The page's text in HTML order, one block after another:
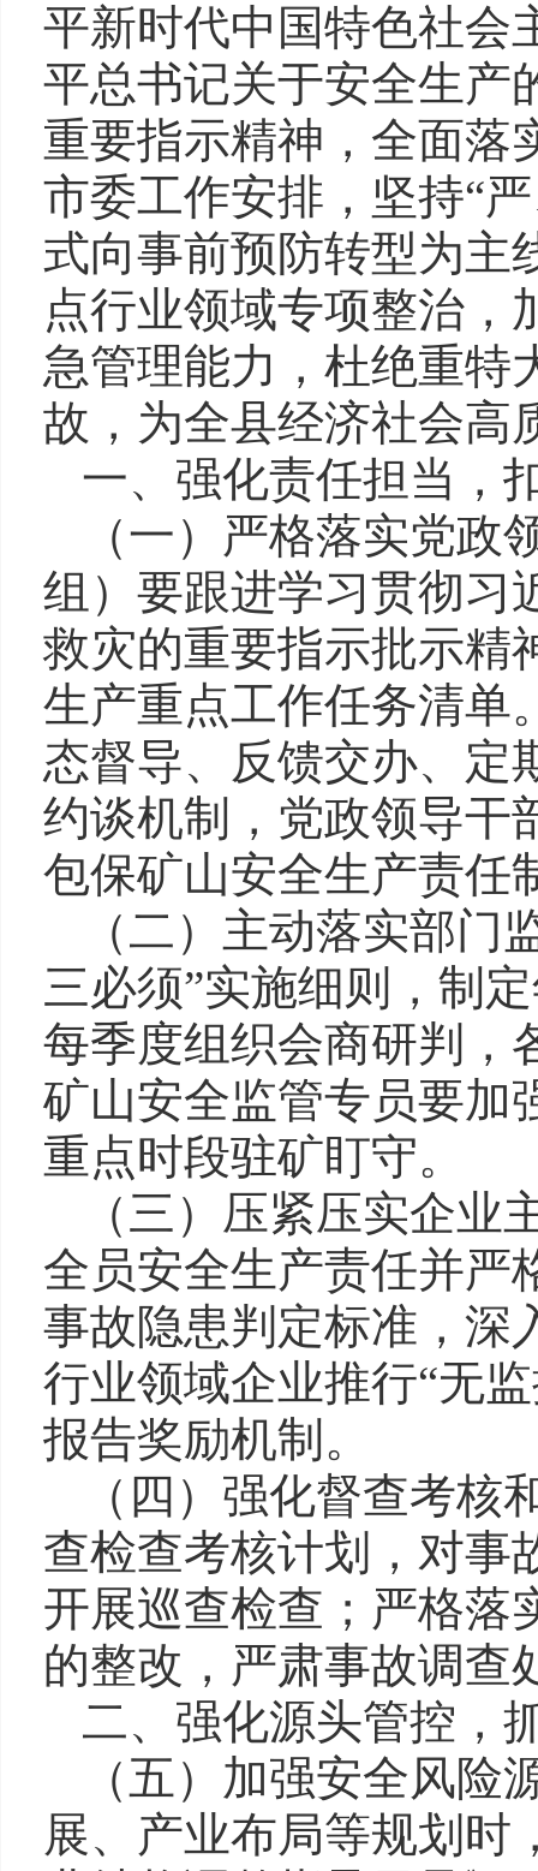
平新时代中国特色社会
平总书记关于安全生产
重要指示精神，全面落
市委工作安排，坚持“
式向事前预防转型为主
点行业领域专项整治，
急管理能力，杜绝重特
故，为全县经济社会高
一、强化责任担当，
（一）严格落实党
组）要跟进学习贯彻习
救灾的重要指示批示精
生产重点工作任务清单
态督导、反馈交办、定
约谈机制，党政领导干
包保矿山安全生产责任
（二）主动落实部门
三必须”实施细则，制
每季度组织会商研判，
矿山安全监管专员要加
重点时段驻矿盯守。
（三）压紧压实企
全员安全生产责任并严
事故隐患判定标准，深
行业领域企业推行“无
报告奖励机制。
（四）强化督查考
查检查考核计划，对事
开展巡查检查；严格落
的整改，严肃事故调查
二、强化源头管控，
（五）加强安全风
展、产业布局等规划时